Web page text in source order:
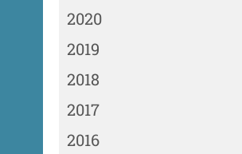
2020
2019
2018
2017
2016